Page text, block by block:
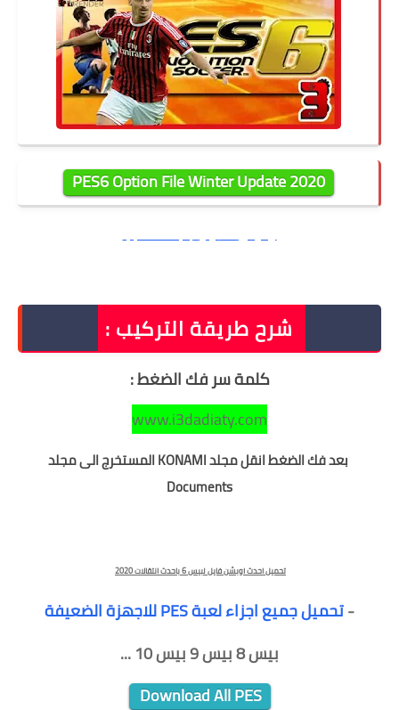
2020 PES6 Option File Winter Update
شرح طريقة التركيب :
كلمة سر فك الضغط:
www.i3dadiaty.com
بعد فك الضغط
انقل مجلد KONAMI المستخرج الى مجلد
Documents
تحميل احدث اوبشن فايل لبيس 6 باحدث انتقالات 2020
-تحميل جميع اجزاء لعبة PES للاجهزة الضعيفة
بيس 8 بيس 9 بيس 10 ...
Download All PES